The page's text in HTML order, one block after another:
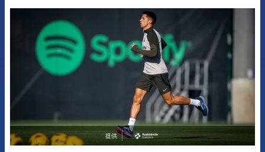
FCB Barcelona badge
提供
asistencia